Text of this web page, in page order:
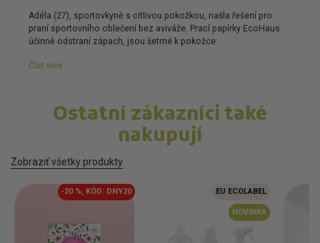
Adéla (27), sportovkyně s citlivou pokožkou, našla řešení pro
praní sportovního oblečení bez aviváže. Prací papírky EcoHaus
účinně odstraní zápach, jsou šetrné k pokožce.
Číst více
Ostatní zákazníci také
nakupují
Zobraziť všetky produkty
-20 %, KÓD: DNY20 EU ECOLABEL
NOVINKA